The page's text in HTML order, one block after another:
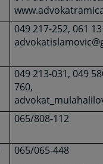
049 217-252, 061
049 213-031, 049
760,
065/808-112
065/065-448